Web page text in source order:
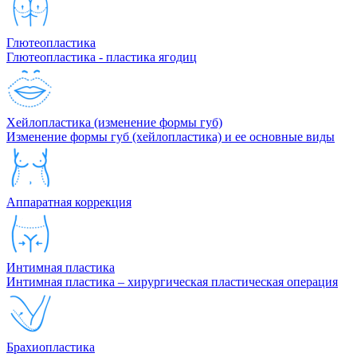
Глютеопластика
Глютеопластика - пластика ягодиц
Хейлопластика (изменение формы губ)
Изменение формы губ (хейлопластика) и ее основные виды
Аппаратная коррекция
Интимная пластика
Интимная пластика – хирургическая пластическая операция
Брахиопластика